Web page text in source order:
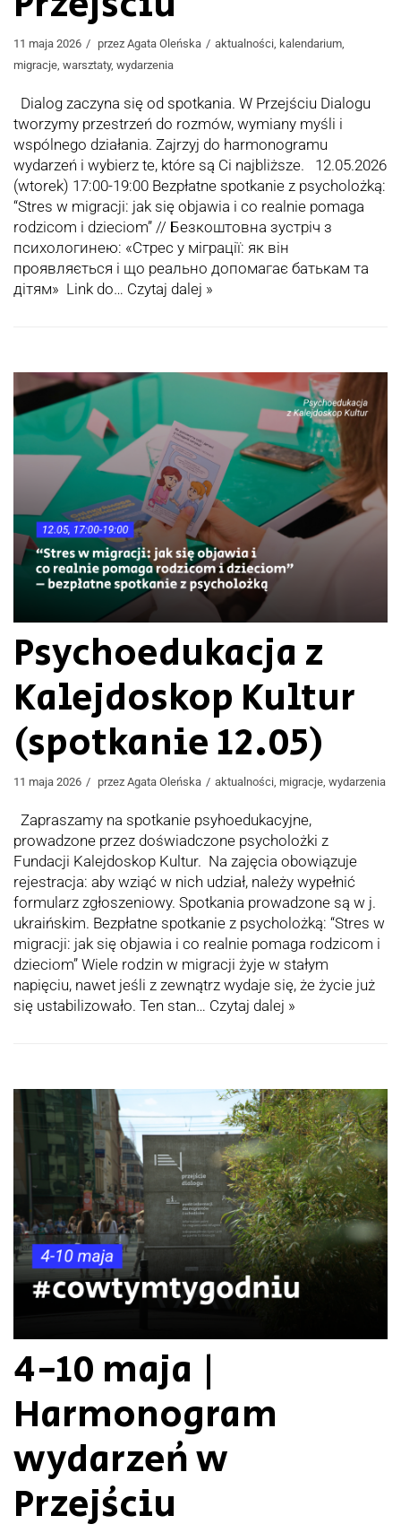
11 maja 2026 przez Agata Oleńska aktualności, kalendarium,
migracje, warsztaty, wydarzenia
Dialog zaczyna się od spotkania. W Przejściu Dialogu
tworzymy przestrzeń do rozmów, wymiany myśli i
wspólnego działania. Zajrzyj do harmonogramu
wydarzeń i wybierz te, które są Ci najbliższe. 12.05.2026
(wtorek) 17:00-19:00 Bezpłatne spotkanie z psycholożką:
“Stres w migracji: jak się objawia i co realnie pomaga
rodzicom i dzieciom” // Безкоштовна зустріч з
психологинею: «Стрес у міграції: як він
проявляється і що реально допомагає батькам та
дітям» Link do… Czytaj dalej »
Psychoedukacja z
Kalejdoskop Kultur
(spotkanie 12.05)
11 maja 2026 przez Agata Oleńska aktualności, migracje, wydarzenia
Zapraszamy na spotkanie psyhoedukacyjne,
prowadzone przez doświadczone psycholożki z
Fundacji Kalejdoskop Kultur. Na zajęcia obowiązuje
rejestracja: aby wziąć w nich udział, należy wypełnić
formularz zgłoszeniowy. Spotkania prowadzone są w j.
ukraińskim. Bezpłatne spotkanie z psycholożką: “Stres w
migracji: jak się objawia i co realnie pomaga rodzicom i
dzieciom” Wiele rodzin w migracji żyje w stałym
napięciu, nawet jeśli z zewnątrz wydaje się, że życie już
się ustabilizowało. Ten stan… Czytaj dalej »
4-10 maja |
Harmonogram
wydarzeń w
Przejściu